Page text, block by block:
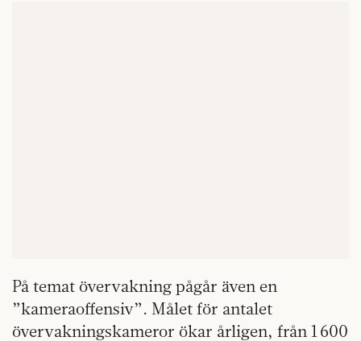
På temat övervakning pågår även en
”kameraoffensiv”. Målet för antalet
övervakningskameror ökar årligen, från 1 600